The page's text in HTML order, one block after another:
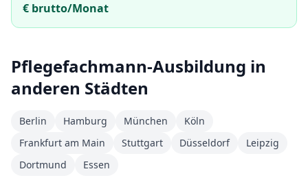
€ brutto/Monat
Pflegefachmann-Ausbildung in
anderen Städten
Berlin Hamburg München
Köln
Frankfurt am Main
Stuttgart Düsseldorf
Leipzig
Dortmund
Essen